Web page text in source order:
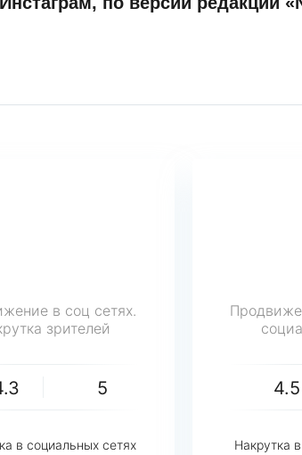
в соц сетях.
зрителей
5
в социальных сетях
4.5
Накрутка